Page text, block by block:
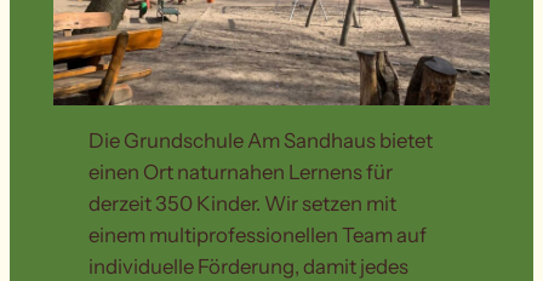
Die Grundschule Am Sandhaus bietet
einen Ort naturnahen Lernens für
derzeit 350 Kinder. Wir setzen mit
einem multiprofessionellen Team auf
individuelle Förderung, damit jedes